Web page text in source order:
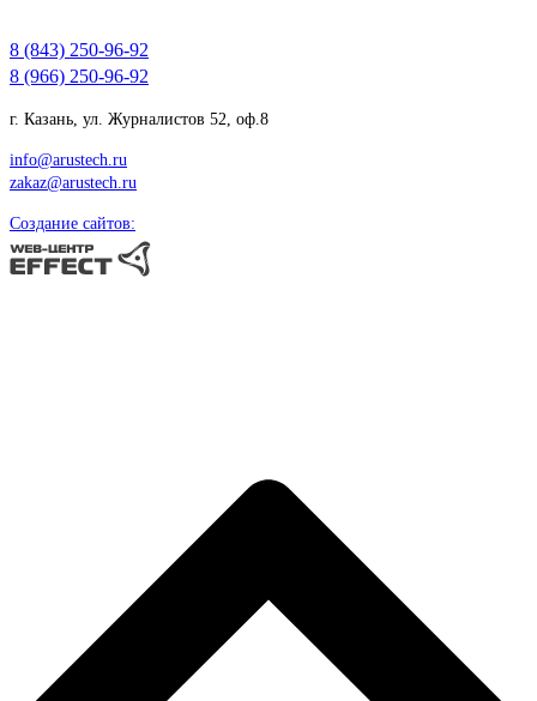
8 (843) 250-96-92
8 (966) 250-96-92
г. Казань, ул. Журналистов 52, оф.8
info@arustech.ru
zakaz@arustech.ru
Создание сайтов: